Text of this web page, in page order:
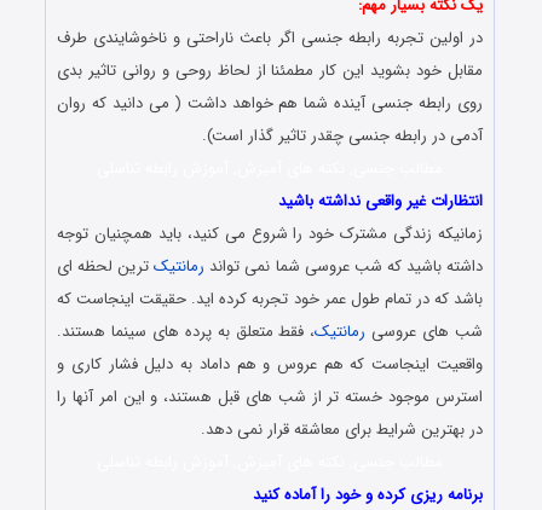
یک نکته بسیار مهم:
در اولین تجربه رابطه جنسی اگر باعث ناراحتی و ناخوشایندی طرف
مقابل خود بشوید این کار مطمئنا از لحاظ روحی و روانی تاثیر بدی
روی رابطه جنسی آینده شما هم خواهد داشت ( می دانید که روان
آدمی در رابطه جنسی چقدر تاثیر گذار است).
انتظارات غیر واقعی نداشته باشید
زمانیکه زندگی مشترک خود را شروع می کنید، باید همچنیان توجه
داشته باشید که شب عروسی شما نمی تواند رمانتیکترین لحظه ای
باشد که در تمام طول عمر خود تجربه کرده اید. حقیقت اینجاست که
شب های عروسی رمانتیک، فقط متعلق به پرده های سینما هستند.
واقعیت اینجاست که هم عروس و هم داماد به دلیل فشار کاری و
استرس موجود خسته تر از شب های قبل هستند، و این امر آنها را
در بهترین شرایط برای معاشقه قرار نمی دهد.
برنامه ریزی کرده و خود را آماده کنید